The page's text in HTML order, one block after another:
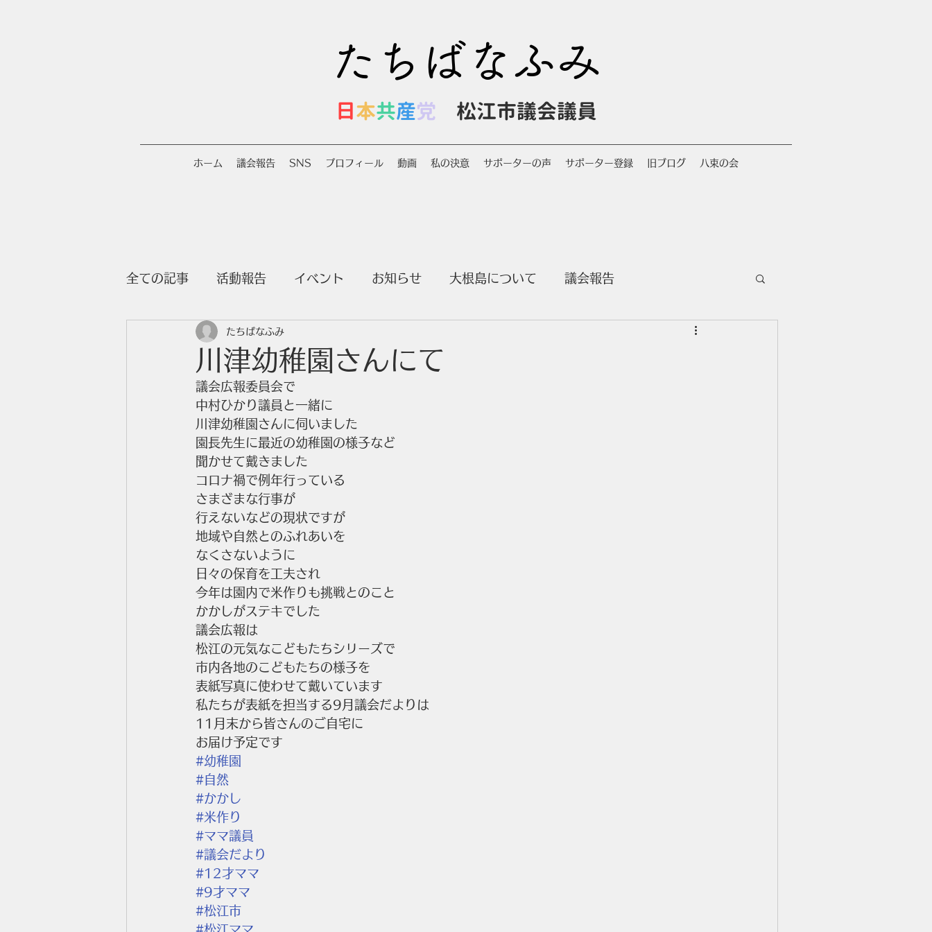
たちばなふみ
日本共産党 松江市議会議員
ホーム 議会報告 SNS プロフィール 動画 私の決意 サポーターの声 サポーター登録 旧ブログ 八束の会
全ての記事 活動報告 イベント お知らせ 大根島について 議会報告
川津幼稚園さんにて
たちばなふみ
議会広報委員会で
中村ひかり議員と一緒に
川津幼稚園さんに伺いました
園長先生に最近の幼稚園の様子など
聞かせて戴きました
コロナ禍で例年行っている
さまざまな行事が
行えないなどの現状ですが
地域や自然とのふれあいを
なくさないように
日々の保育を工夫され
今年は園内で米作りも挑戦とのこと
かかしがステキでした
議会広報は
松江の元気なこどもたちシリーズで
市内各地のこどもたちの様子を
表紙写真に使わせて戴いています
私たちが表紙を担当する9月議会だよりは
11月末から皆さんのご自宅に
お届け予定です
#幼稚園
#自然
#かかし
#米作り
#ママ議員
#議会だより
#12才ママ
#9才ママ
#松江市
#松江ママ